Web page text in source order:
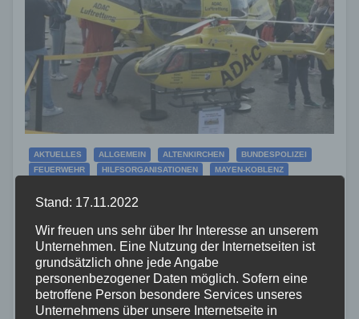
AKTUELLES ALLGEMEIN ALTENKIRCHEN
BUNDESPOLIZEI
FEUERWEHR
HILFSORGANISATIONEN
MAYEN-KOBLENZ
VIDEO
WESTERWALD
50 Jahre Luftrettung in Koblenz
5. OKT. 2023
Die Luftrettung in Koblenz feiert ein bemerkenswertes
Jubiläum – 50 Jahre im Dienste der Rettung und
Stand: 17.11.2022
Wir freuen uns sehr über Ihr Interesse an unserem
Unternehmen. Eine Nutzung der Internetseiten ist
grundsätzlich ohne jede Angabe
personenbezogener Daten möglich. Sofern eine
betroffene Person besondere Services unseres
Unternehmens über unsere Internetseite in